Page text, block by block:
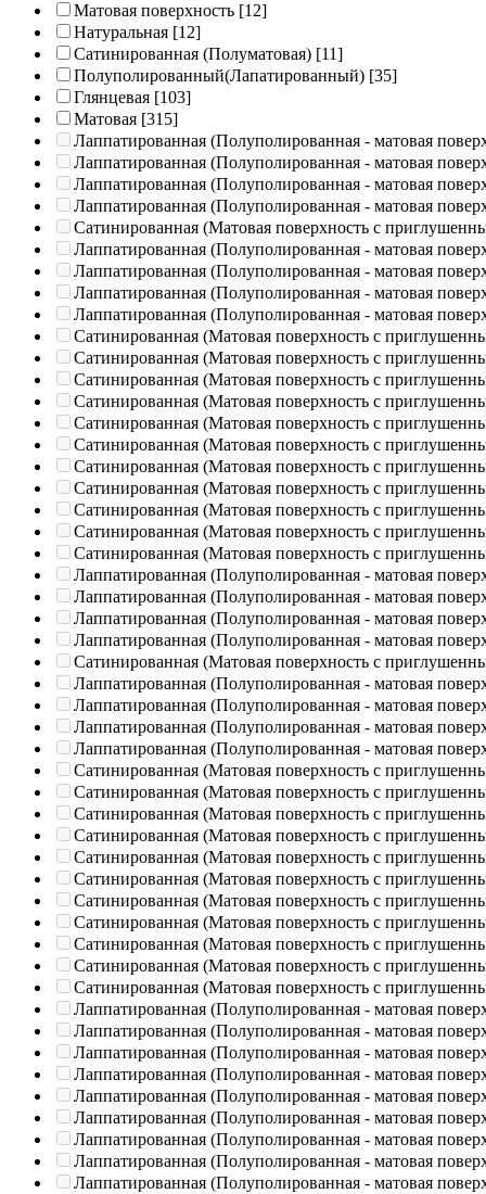
Матовая поверхность [12]
Натуральная [12]
Сатинированная (Полуматовая) [11]
Полуполированный(Лапатированный) [35]
Глянцевая [103]
Матовая [315]
Лаппатированная (Полуполированная - матовая
Лаппатированная (Полуполированная - матовая
Лаппатированная (Полуполированная - матовая
Лаппатированная (Полуполированная - матовая
Сатинированная (Матовая поверхность с
Лаппатированная (Полуполированная - матовая
Лаппатированная (Полуполированная - матовая
Лаппатированная (Полуполированная - матовая
Лаппатированная (Полуполированная - матовая
Сатинированная (Матовая поверхность с
Сатинированная (Матовая поверхность с
Сатинированная (Матовая поверхность с
Сатинированная (Матовая поверхность с
Сатинированная (Матовая поверхность с
Сатинированная (Матовая поверхность с
Сатинированная (Матовая поверхность с
Сатинированная (Матовая поверхность с
Сатинированная (Матовая поверхность с
Сатинированная (Матовая поверхность с
Сатинированная (Матовая поверхность с
Лаппатированная (Полуполированная - матовая
Лаппатированная (Полуполированная - матовая
Лаппатированная (Полуполированная - матовая
Лаппатированная (Полуполированная - матовая
Сатинированная (Матовая поверхность с
Лаппатированная (Полуполированная - матовая
Лаппатированная (Полуполированная - матовая
Лаппатированная (Полуполированная - матовая
Лаппатированная (Полуполированная - матовая
Сатинированная (Матовая поверхность с
Сатинированная (Матовая поверхность с
Сатинированная (Матовая поверхность с
Сатинированная (Матовая поверхность с
Сатинированная (Матовая поверхность с
Сатинированная (Матовая поверхность с
Сатинированная (Матовая поверхность с
Сатинированная (Матовая поверхность с
Сатинированная (Матовая поверхность с
Сатинированная (Матовая поверхность с
Сатинированная (Матовая поверхность с
Лаппатированная (Полуполированная - матовая
Лаппатированная (Полуполированная - матовая
Лаппатированная (Полуполированная - матовая
Лаппатированная (Полуполированная - матовая
Лаппатированная (Полуполированная - матовая
Лаппатированная (Полуполированная - матовая
Лаппатированная (Полуполированная - матовая
Лаппатированная (Полуполированная - матовая
Лаппатированная (Полуполированная - матовая